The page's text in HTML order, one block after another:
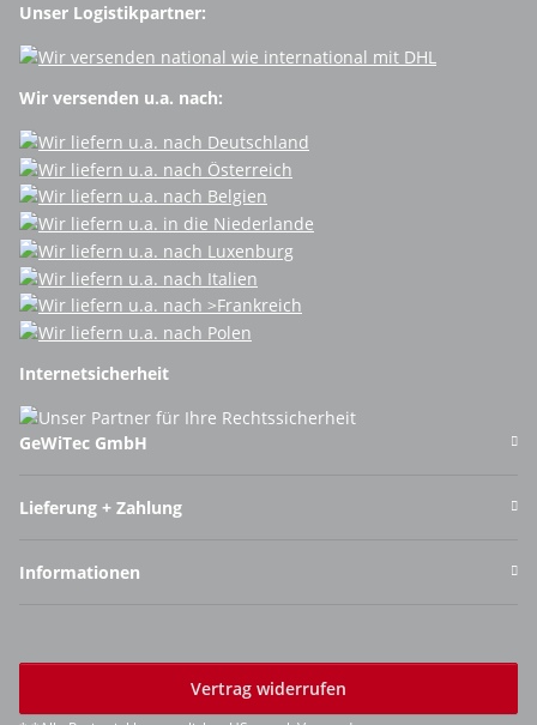
Unser Logistikpartner:
Wir versenden u.a. nach:
Internetsicherheit
GeWiTec GmbH
Lieferung + Zahlung
Informationen
Vertrag widerrufen